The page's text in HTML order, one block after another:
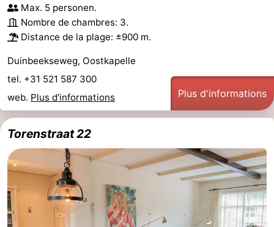
Max. 5 personen.
Nombre de chambres: 3.
Distance de la plage: ±900 m.
Duinbeekseweg, Oostkapelle
tel. +31 521 587 300
web. Plus d'informations Plus d'informations
Torenstraat 22